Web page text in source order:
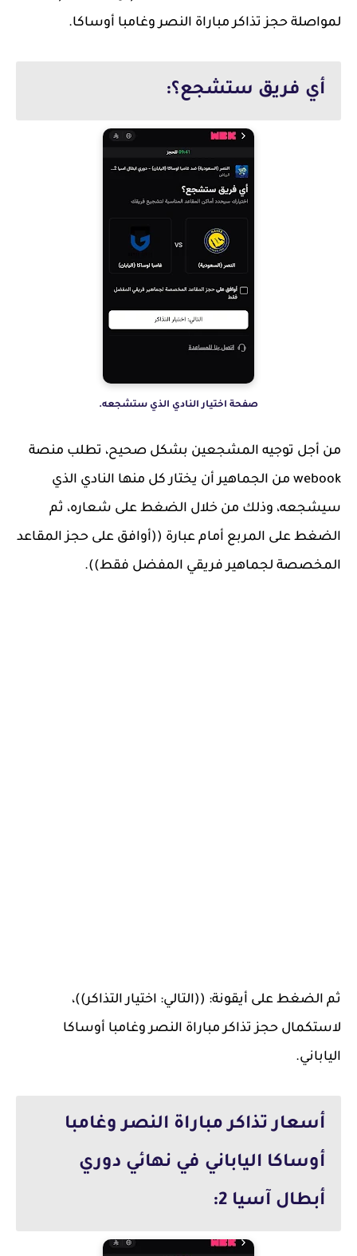
لمواصلة حجز تذاكر مباراة النصر وغامبا أوساكا.
أي فريق ستشجع؟:
صفحة اختيار النادي الذي ستشجعه.
من أجل توجيه المشجعين بشكل صحيح، تطلب منصة
webook من الجماهير أن يختار كل منها النادي الذي
سيشجعه، وذلك من خلال الضغط على شعاره، ثم
الضغط على المربع أمام عبارة ((أوافق على حجز المقاعد
المخصصة لجماهير فريقي المفضل فقط)).
ثم الضغط على أيقونة: ((التالي: اختيار التذاكر))،
لاستكمال حجز تذاكر مباراة النصر وغامبا أوساكا
الياباني.
أسعار تذاكر مباراة النصر وغامبا
أوساكا الياباني في نهائي دوري
أبطال آسيا 2: